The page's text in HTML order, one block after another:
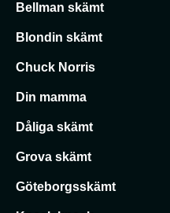
Bellman skämt
Blondin skämt
Chuck Norris
Din mamma
Dåliga skämt
Grova skämt
Göteborgsskämt